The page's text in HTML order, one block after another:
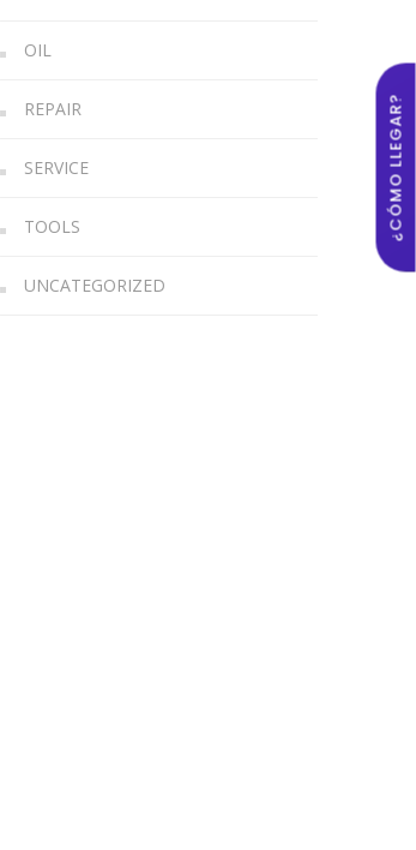
OIL
REPAIR
SERVICE
TOOLS
UNCATEGORIZED
¿CÓMO LLEGAR?